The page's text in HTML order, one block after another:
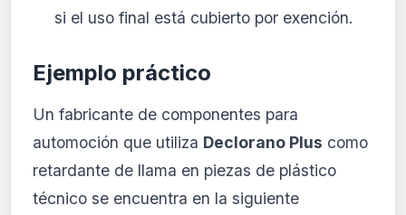
si el uso final está cubierto por exención.
Ejemplo práctico
Un fabricante de componentes para
automoción que utiliza Declorano Plus como
retardante de llama en piezas de plástico
técnico se encuentra en la siguiente